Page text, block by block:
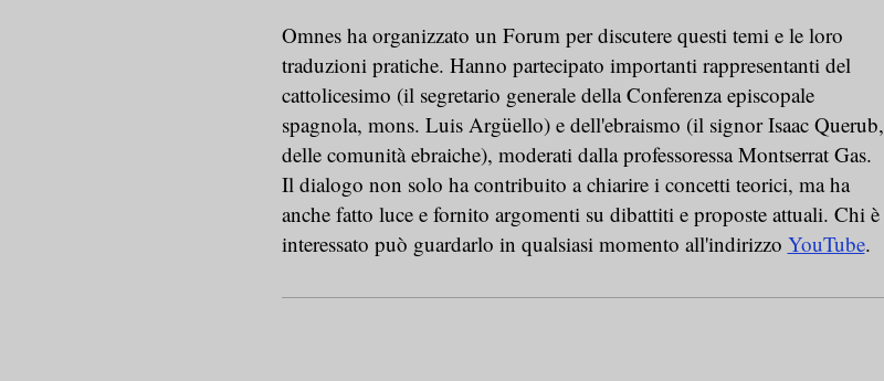
Omnes ha organizzato un Forum per discutere questi temi e le loro
traduzioni pratiche. Hanno partecipato importanti rappresentanti del
cattolicesimo (il segretario generale della Conferenza episcopale
spagnola, mons. Luis Argüello) e dell'ebraismo (il signor Isaac Querub,
delle comunità ebraiche), moderati dalla professoressa Montserrat Gas.
Il dialogo non solo ha contribuito a chiarire i concetti teorici, ma ha
anche fatto luce e fornito argomenti su dibattiti e proposte attuali. Chi è
interessato può guardarlo in qualsiasi momento all'indirizzo YouTube.